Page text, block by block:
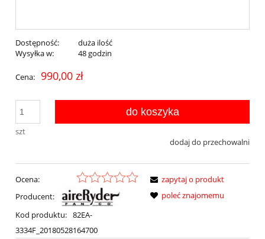
Dostępność:
duża ilość
Wysyłka w:
48 godzin
Cena: 990,00 zł
szt
do koszyka
dodaj do przechowalni
Ocena:
Producent:
Kod produktu: 82EA-
3334F_20180528164700
zapytaj o produkt
poleć znajomemu